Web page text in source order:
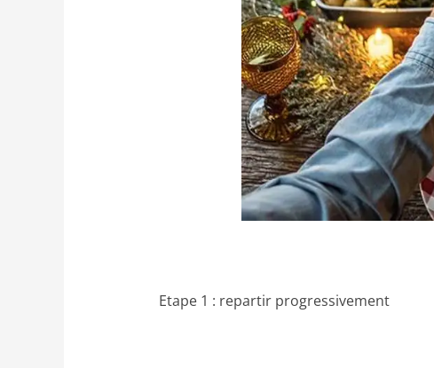
Etape 1 : repartir progressivement